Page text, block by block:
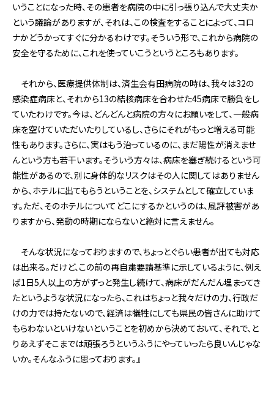
いうことになった時、その患者を病院の中に引っ張り込んで大丈夫か
という議論がありますが、それは、この検査をすることによって、コロ
ナかどうかってすぐに分かるわけです。そういう形で、これから病院の
安全を守るために、これを使っていこうというところもあります。
それから、医療提供体制は、済生会有田病院の時は、我々は32の
感染症病床と、それから13の結核病床を合わせた45病床で勝負をし
ていたわけです。今は、どんどんと病院の方々にお願いをして、一般病
床を空けていただいたりしているし、さらにそれがもっと増える可能
性もあります。さらに、実はもう治っているのに、まだ陽性が消えませ
んという方も若干います。そういう方々は、病床を塞ぎ続けるという可
能性があるので、別に身体的なリスクはその人に関してはありません
から、ホテルに出てもらうということを、システムとして確立していま
す。ただ、そのホテルについてどこにするかというのは、風評被害があ
りますから、発動の時期にならないと絶対に言えません。
そんな状況になっておりますので、ちょっとぐらい患者が出ても対応
は出来る。だけど、この前の再自粛要請基準に示しているように、例え
ば1日5人以上の方がずっと発生し続けて、病床がだんだん埋まってき
たというような状況になったら、これはちょっと我々だけの力、行政だ
けの力では持たないので、経済は犠牲にしても県民の皆さんに助けて
もらわないといけないということを初めから決めておいて、それで、と
りあえずそこまでは頑張ろうというふうにやっていったら良いんじゃな
いか。そんなふうに思っております。』